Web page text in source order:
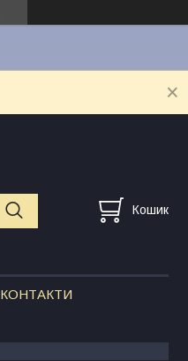
Кошик
КОНТАКТИ